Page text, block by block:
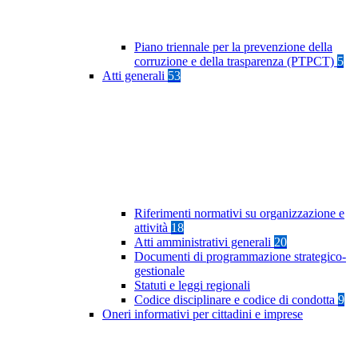
Piano triennale per la prevenzione della
corruzione e della trasparenza (PTPCT) 5
Atti generali 53
Riferimenti normativi su organizzazione e
attività 18
Atti amministrativi generali 20
Documenti di programmazione strategico-
gestionale
Statuti e leggi regionali
Codice disciplinare e codice di condotta 9
Oneri informativi per cittadini e imprese